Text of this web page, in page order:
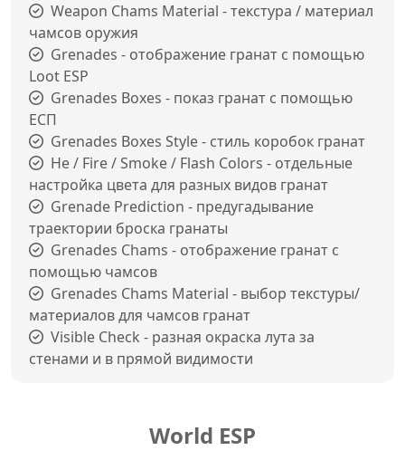
Weapon Chams Material - текстура / материал
чамсов оружия
Grenades - отображение гранат с помощью
Loot ESP
Grenades Boxes - показ гранат с помощью
ЕСП
Grenades Boxes Style - стиль коробок гранат
He / Fire / Smoke / Flash Colors - отдельные
настройка цвета для разных видов гранат
Grenade Prediction - предугадывание
траектории броска гранаты
Grenades Chams - отображение гранат с
помощью чамсов
Grenades Chams Material - выбор текстуры/
материалов для чамсов гранат
Visible Check - разная окраска лута за
стенами и в прямой видимости
World ESP